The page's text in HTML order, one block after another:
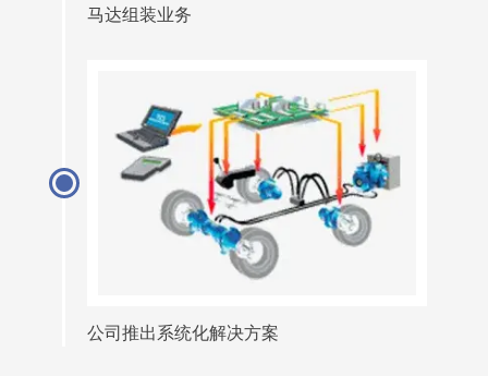
马达组装业务
公司推出系统化解决方案